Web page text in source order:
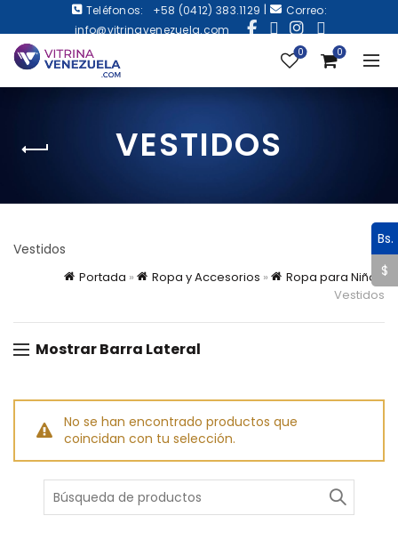
Teléfonos: +58 (0412) 383.1129 |
Correo:
info@vitrinavenezuela.com
0 0
VESTIDOS
Vestidos
Portada » Ropa y Accesorios » Ropa para Niño
»
Vestidos
Mostrar Barra Lateral
No se han encontrado productos que
coincidan con tu selección.
Buscar
Bs.
$